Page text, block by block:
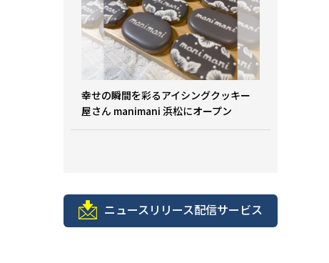
幸せの瞬間を彩るアイシングクッキー
屋さん manimani 浜松にオープン
ニュースリリース配信サービス